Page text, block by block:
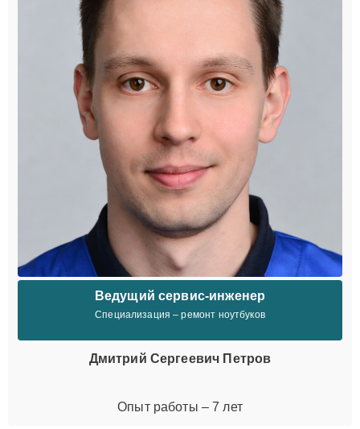
Ведущий сервис-инженер
Специализация – ремонт ноутбуков
Дмитрий Сергеевич Петров
Опыт работы – 7 лет